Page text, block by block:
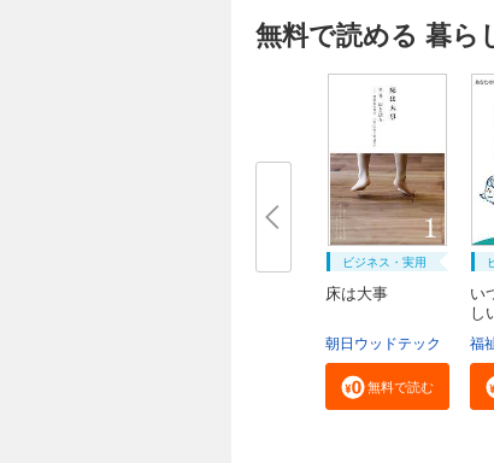
無料で読める 暮ら
ビジネス・実用
床は大事
朝日ウッドテック
無料で読む
い
し